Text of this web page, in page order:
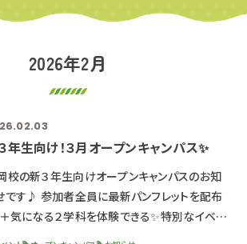
2026年2月
年生向け！３月オープンキャンパス✨
校の新３年生向けオープンキャンパスのお知
です♪ 参加者全員に最新パンフレットを配布
気になる２学科を体験できる✨特別なイベン